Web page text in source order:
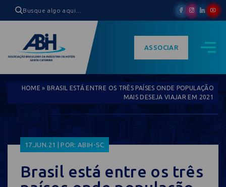
ASSOCIAR
HOME »BRASIL ESTÁ ENTRE OS TRÊS PAÍSES ONDE POPULAÇÃO
MAIS DESEJA VIAJAR EM 2021
17.JUN.21 | POR: ABIH-SC
Brasil está entre os três